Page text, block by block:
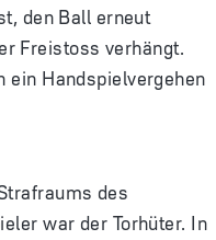
den Ball erneut
Freistoss verhängt.
ein Handspielvergehen
des
war der Torhüter. In